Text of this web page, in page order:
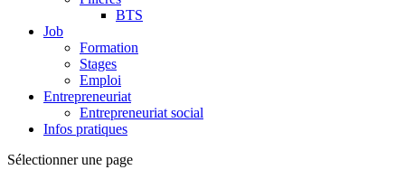
BTS
Job
Formation
Stages
Emploi
Entrepreneuriat
Entrepreneuriat social
Infos pratiques
Sélectionner une page